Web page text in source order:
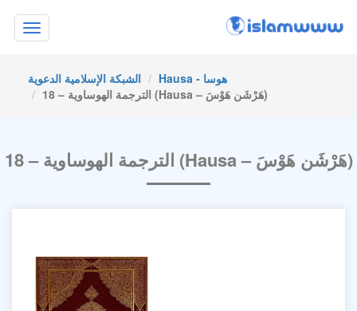
Toggle
navigation
الشبكة الإسلامية الدعوية
Hausa - هوسا
18 – الترجمة الهوساوية (Hausa – هَرْشَن هَوْسَ)
18 – الترجمة الهوساوية (Hausa – هَرْشَن هَوْسَ)